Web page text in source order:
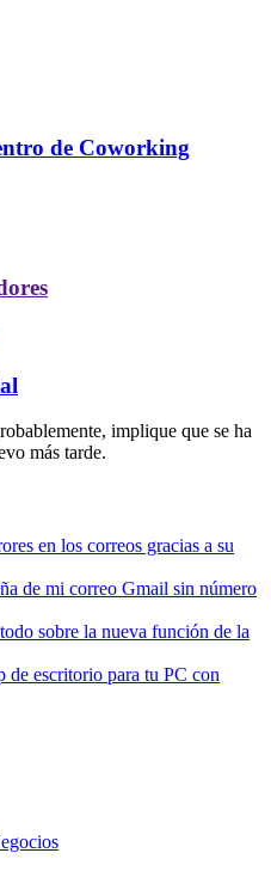
de Coworking
implique que se ha
más tarde.
en los correos gracias a su
de mi correo Gmail sin número
sobre la nueva función de la
de escritorio para tu PC con